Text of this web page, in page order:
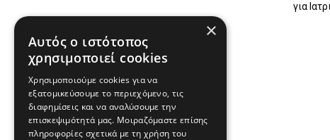
για
×
Αυτός ο ιστότοπος
χρησιμοποιεί cookies
Χρησιμοποιούμε cookies για να
εξατομικεύσουμε το περιεχόμενο, τις
διαφημίσεις και να αναλύσουμε την
επισκεψιμότητά μας. Μοιραζόμαστε επίσης
πληροφορίες σχετικά με τη χρήση του